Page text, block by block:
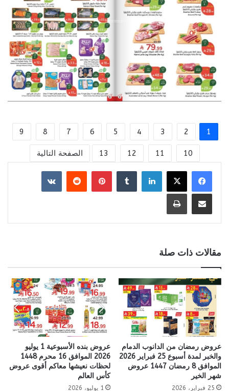
1
2
3
4
5
6
7
8
9
10
11
12
13
الصفحة التالية
لينكدإن
بينتيريست
مشاركة عبر البريد طباعة
مقالات ذات صلة
عروض رمضان من الدانوب الدمام
والخبر لمدة أسبوع 25 فبراير 2026
الموافق 8 رمضان 1447 عروض
شهر الخير
25 فبراير، 2026
عروض بنده الأسبوعية 1 يوليو
2026 الموافق 16 محرم 1448
لحظات نعيشها معاكم أقوى عروض
كأس العالم
1 يوليو، 2026